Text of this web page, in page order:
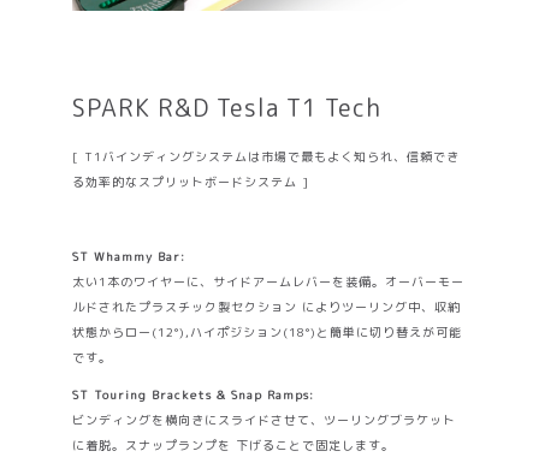
SPARK R&D Tesla T1 Tech
[ T1バインディングシステムは市場で最もよく知られ、信頼でき
る効率的なスプリットボードシステム ]
ST Whammy Bar:
太い1本のワイヤーに、サイドアームレバーを装備。オーバーモー
ルドされたプラスチック製セクション によりツーリング中、収納
状態からロー(12°),ハイポジション(18°)と簡単に切り替えが可能
です。
ST Touring Brackets & Snap Ramps:
ビンディングを横向きにスライドさせて、ツーリングブラケット
に着脱。スナップランプを 下げることで固定します。